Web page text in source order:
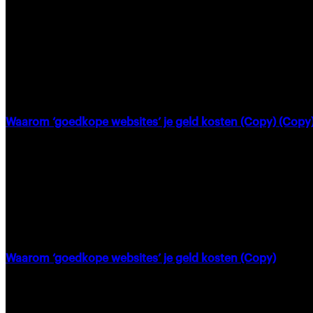
Waarom ‘goedkope websites’ je geld kosten (Copy)
Waarom ‘goedkope websites’ je geld kosten (Copy)